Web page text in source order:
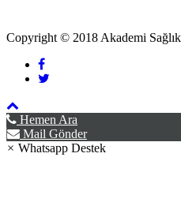
Copyright © 2018 Akademi Sağlık
Hemen Ara
Mail Gönder
× Whatsapp Destek